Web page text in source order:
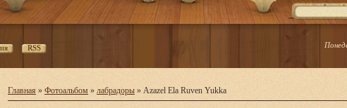
RSS
Главная » Фотоальбом » лабрадоры » Azazel Ela Ruven Yukka